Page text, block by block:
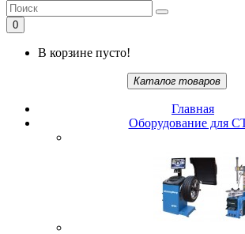
0
В корзине пусто!
Каталог товаров
Главная
Oбopудoвaниe для